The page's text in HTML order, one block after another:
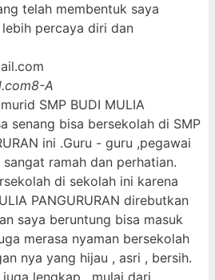
telah membentuk saya
percaya diri dan
8-A
SMP BUDI MULIA
senang bisa bersekolah di SMP
ini .Guru - guru ,pegawai
ramah dan perhatian.
di sekolah ini karena
PANGURURAN direbutkan
saya beruntung bisa masuk
merasa nyaman bersekolah
nya yang hijau , asri , bersih.